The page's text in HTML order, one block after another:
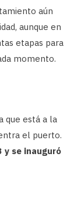
aún
aunque en
etapas para
momento.
que está a la
el puerto.
y se inauguró